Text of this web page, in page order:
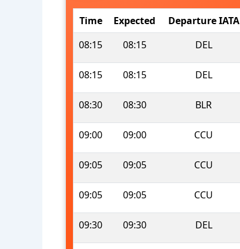
Time Expected Departure IATA
08:15
08:15 DEL
08:15 08:15 DEL
08:30 08:30 BLR
09:00 09:00 CCU
09:05 09:05 CCU
09:05 09:05 CCU
09:30 09:30 DEL